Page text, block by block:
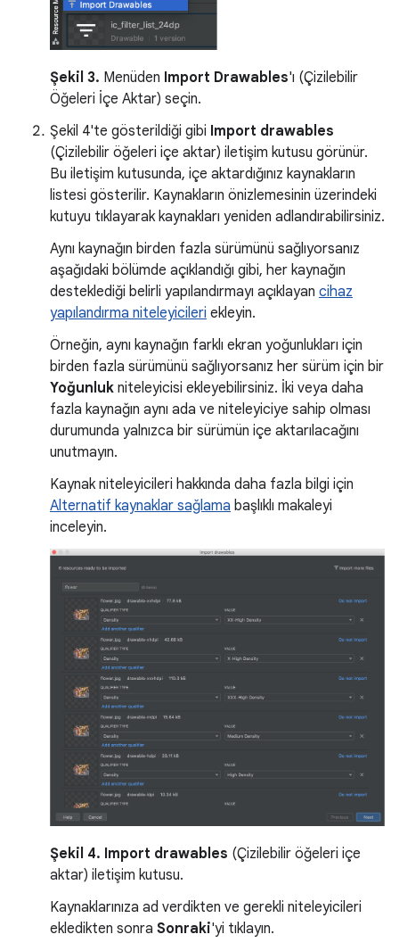
Şekil 3. Menüden Import Drawables'ı (Çizilebilir
Öğeleri İçe Aktar) seçin.
Şekil 4'te gösterildiği gibi Import drawables
(Çizilebilir öğeleri içe aktar) iletişim kutusu görünür.
Bu iletişim kutusunda, içe aktardığınız kaynakların
listesi gösterilir. Kaynakların önizlemesinin üzerindeki
kutuyu tıklayarak kaynakları yeniden adlandırabilirsiniz.
Aynı kaynağın birden fazla sürümünü sağlıyorsanız
aşağıdaki bölümde açıklandığı gibi, her kaynağın
desteklediği belirli yapılandırmayı açıklayan cihaz
yapılandırma niteleyicileri ekleyin.
Örneğin, aynı kaynağın farklı ekran yoğunlukları için
birden fazla sürümünü sağlıyorsanız her sürüm için bir
Yoğunluk niteleyicisi ekleyebilirsiniz. İki veya daha
fazla kaynağın aynı ada ve niteleyiciye sahip olması
durumunda yalnızca bir sürümün içe aktarılacağını
unutmayın.
Kaynak niteleyicileri hakkında daha fazla bilgi için
Alternatif kaynaklar sağlama başlıklı makaleyi
inceleyin.
Şekil 4. Import drawables (Çizilebilir öğeleri içe
aktar) iletişim kutusu.
Kaynaklarınıza ad verdikten ve gerekli niteleyicileri
ekledikten sonra Sonraki'yi tıklayın.